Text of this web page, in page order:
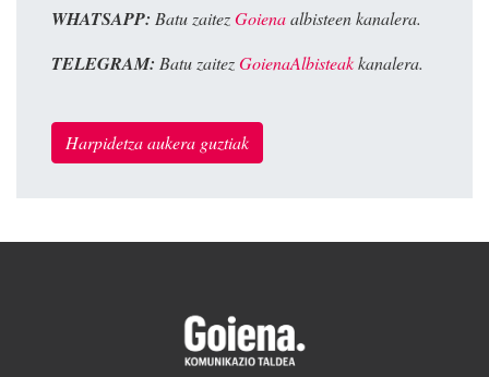
WHATSAPP: Batu zaitezGoienaalbisteen kanalera.
TELEGRAM: Batu zaitezGoienaAlbisteakkanalera.
Harpidetza aukera guztiak